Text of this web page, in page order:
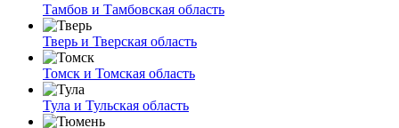
Тамбов и Тамбовская область
Тверь и Тверская область
Томск и Томская область
Тула и Тульская область